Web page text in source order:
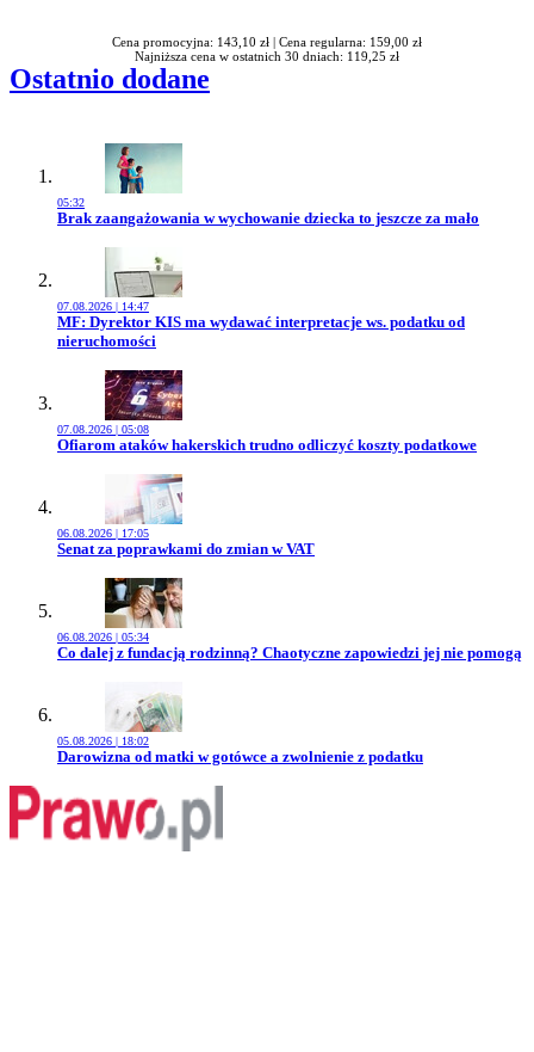
Cena promocyjna: 143,10 zł | Cena regularna: 159,00 zł
Najniższa cena w ostatnich 30 dniach: 119,25 zł
Ostatnio dodane
05:32
Przejdź do artykułu:
Brak zaangażowania w wychowanie dziecka to jeszcze za mało
07.08.2026 | 14:47
Przejdź do artykułu:
MF: Dyrektor KIS ma wydawać interpretacje ws. podatku od
nieruchomości
07.08.2026 | 05:08
Przejdź do artykułu:
Ofiarom ataków hakerskich trudno odliczyć koszty podatkowe
06.08.2026 | 17:05
Przejdź do artykułu:
Senat za poprawkami do zmian w VAT
06.08.2026 | 05:34
Przejdź do artykułu:
Co dalej z fundacją rodzinną? Chaotyczne zapowiedzi jej nie pomogą
05.08.2026 | 18:02
Przejdź do artykułu:
Darowizna od matki w gotówce a zwolnienie z podatku